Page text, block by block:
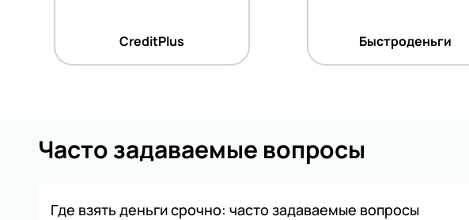
CreditPlus Быстроденьги
Часто задаваемые вопросы
Где взять деньги срочно: часто задаваемые вопросы